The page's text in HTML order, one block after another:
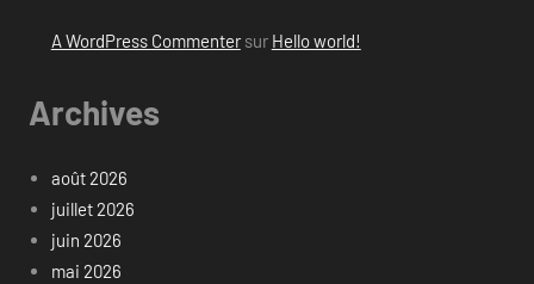
A WordPress Commentersur Hello world!
Archives
août 2026
juillet 2026
juin 2026
mai 2026